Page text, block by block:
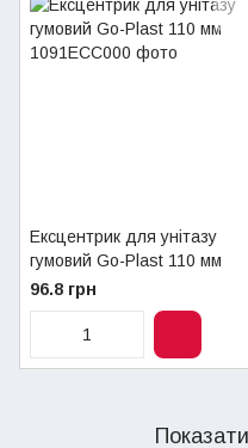
Ексцентрик для унітазу
гумовий Go-Plast 110 мм
96.8 грн